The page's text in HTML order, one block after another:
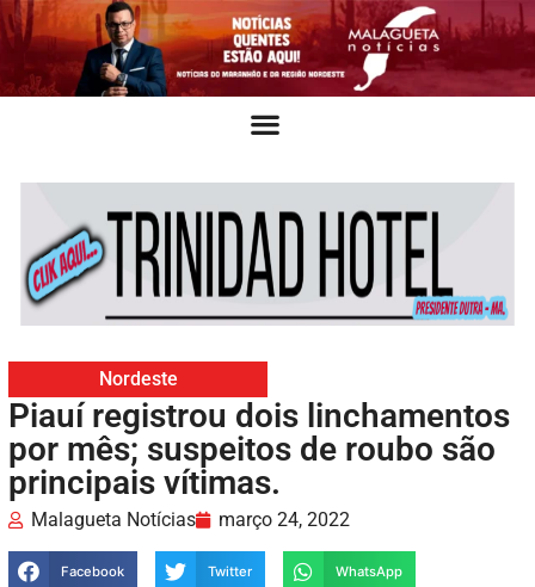
Nordeste
Piauí registrou dois linchamentos
por mês; suspeitos de roubo são
principais vítimas.
Malagueta Notícias março 24, 2022
Facebook Twitter WhatsApp